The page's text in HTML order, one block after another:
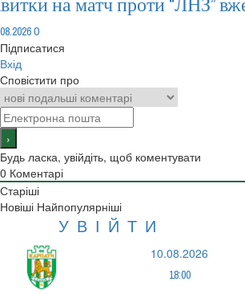
0
Підписатися
Вхід
Сповістити про
Будь ласка, увійдіть, щоб коментувати
0 Коментарі
Старіші
Новіші Найпопулярніші
УВІЙТИ
10.08.2026
18:00